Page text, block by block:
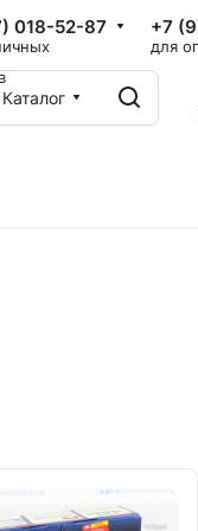
018-52-87 +7
для
Каталог